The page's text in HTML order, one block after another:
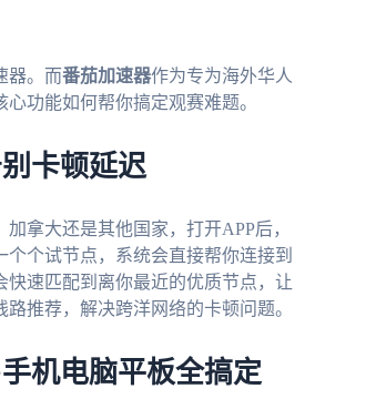
器。而番茄加速器作为专为海外华人
功能如何帮你搞定观赛难题。
卡顿延迟
拿大还是其他国家，打开APP后，
个试节点，系统会直接帮你连接到
快速匹配到离你最近的优质节点，让
推荐，解决跨洋网络的卡顿问题。
机电脑平板全搞定